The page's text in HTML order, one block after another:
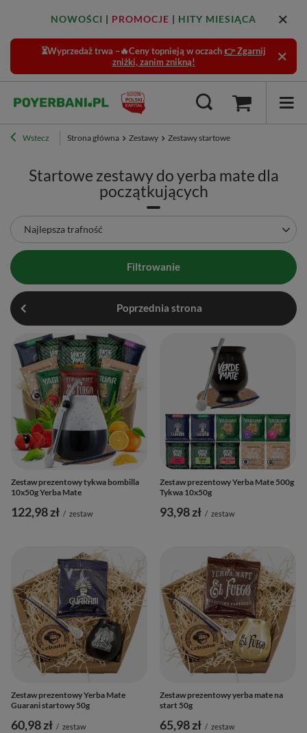
NOWOŚCI | PROMOCJE | HITY MIESIĄCA
⏳Wyprzedaż trwa –🔥Ceny topnieją w oczach 👉 Zgarnij
zniżki, zanim znikną!
Wstecz Strona główna Zestawy Zestawy startowe
Startowe zestawy do yerba mate dla
początkujących
Zmień sortowanie
Najlepsza trafność
Filtrowanie
Poprzednia strona
Zestaw prezentowy tykwa bombilla
10x50g Yerba Mate
122,98 zł / zestaw
Zestaw prezentowy Yerba Mate 500g
Tykwa 10x50g
93,98 zł / zestaw
Zestaw prezentowy Yerba Mate
Guarani startowy 50g
60,98 zł / zestaw
Zestaw prezentowy yerba mate na
start 50g
65,98 zł / zestaw